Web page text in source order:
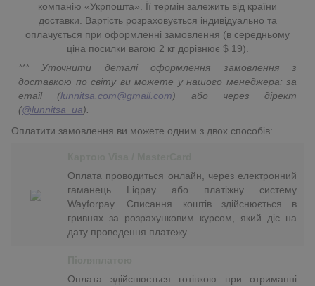
компанію «Укрпошта». Її термін залежить від країни
доставки. Вартість розраховується індивідуально та
оплачується при оформленні замовлення (в середньому
ціна посилки вагою 2 кг дорівнює $ 19).
*** Уточнити деталі оформлення замовлення з
доставкою по світу ви можете у нашого менеджера: за
email (lunnitsa.com@gmail.com) або через дірект
(@lunnitsa_ua).
Оплатити замовлення ви можете одним з двох способів:
Оплата проводиться онлайн, через електронний
гаманець Liqpay або платіжну систему
Wayforpay. Списання коштів здійснюється в
гривнях за розрахунковим курсом, який діє на
дату проведення платежу.
Оплата здійснюється готівкою при отриманні